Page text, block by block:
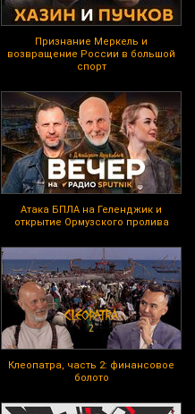
Признание Меркель и
возвращение России в большой
спорт
Атака БПЛА на Геленджик и
открытие Ормузского пролива
Клеопатра, часть 2: финансовое
болото